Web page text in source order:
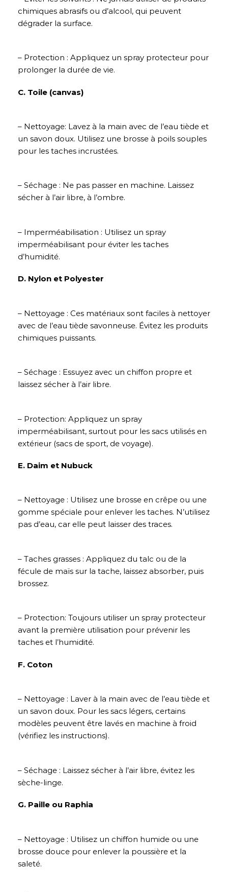
chimiques abrasifs ou d’alcool, qui peuvent
dégrader la surface.
– Protection : Appliquez un spray protecteur pour
prolonger la durée de vie.
C. Toile (canvas)
– Nettoyage: Lavez à la main avec de l’eau tiède et
un savon doux. Utilisez une brosse à poils souples
pour les taches incrustées.
– Séchage : Ne pas passer en machine. Laissez
sécher à l’air libre, à l’ombre.
– Imperméabilisation : Utilisez un spray
imperméabilisant pour éviter les taches
d’humidité.
D. Nylon et Polyester
– Nettoyage : Ces matériaux sont faciles à nettoyer
avec de l’eau tiède savonneuse. Évitez les produits
chimiques puissants.
– Séchage : Essuyez avec un chiffon propre et
laissez sécher à l’air libre.
– Protection: Appliquez un spray
imperméabilisant, surtout pour les sacs utilisés en
extérieur (sacs de sport, de voyage).
E. Daim et Nubuck
– Nettoyage : Utilisez une brosse en crêpe ou une
gomme spéciale pour enlever les taches. N’utilisez
pas d’eau, car elle peut laisser des traces.
– Taches grasses : Appliquez du talc ou de la
fécule de maïs sur la tache, laissez absorber, puis
brossez.
– Protection: Toujours utiliser un spray protecteur
avant la première utilisation pour prévenir les
taches et l’humidité.
F. Coton
– Nettoyage : Laver à la main avec de l’eau tiède et
un savon doux. Pour les sacs légers, certains
modèles peuvent être lavés en machine à froid
(vérifiez les instructions).
– Séchage : Laissez sécher à l’air libre, évitez les
sèche-linge.
G. Paille ou Raphia
– Nettoyage : Utilisez un chiffon humide ou une
brosse douce pour enlever la poussière et la
saleté.